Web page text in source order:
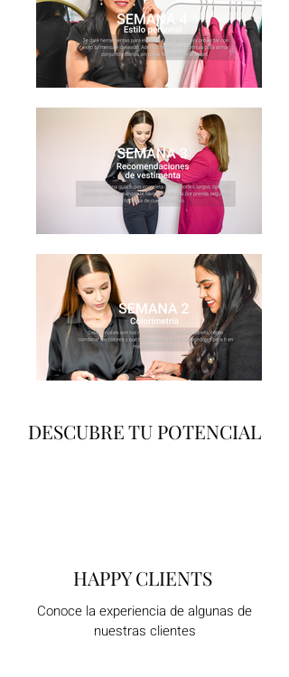
DESCUBRE TU POTENCIAL
HAPPY CLIENTS
Conoce la experiencia de algunas de
nuestras clientes